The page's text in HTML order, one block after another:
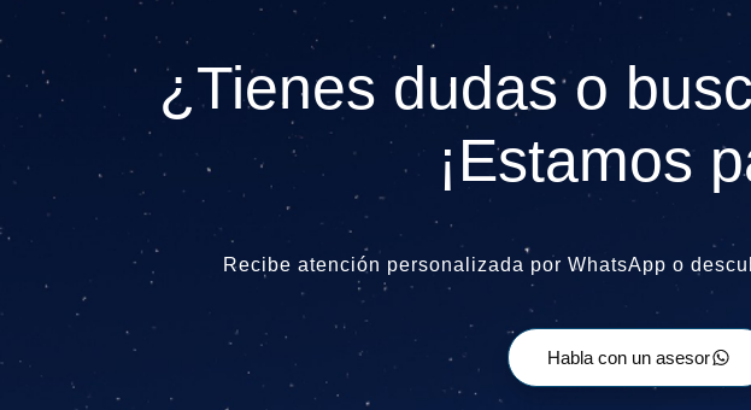
¿Tienes dudas o
¡Estamos
Recibe atención personalizada por WhatsApp o
Habla con un asesor